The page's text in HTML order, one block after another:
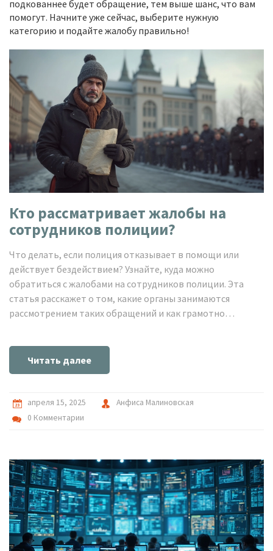
подкованнее будет обращение, тем выше шанс, что вам
помогут. Начните уже сейчас, выберите нужную
категорию и подайте жалобу правильно!
Кто рассматривает жалобы на
сотрудников полиции?
Что делать, если полиция отказывает в помощи или
действует бездействием? Узнайте, куда можно
обратиться с жалобами на сотрудников полиции. Эта
статья расскажет о том, какие органы занимаются
рассмотрением таких обращений и как грамотно
Читать далее
апреля 15, 2025
Анфиса Малиновская
0 Комментарии